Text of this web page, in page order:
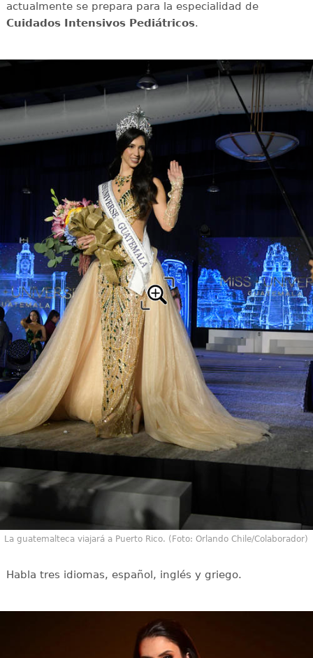
actualmente se prepara para la especialidad de
Cuidados Intensivos Pediátricos.
La guatemalteca viajará a Puerto Rico. (Foto: Orlando Chile/Colaborador)
Habla tres idiomas, español, inglés y griego.